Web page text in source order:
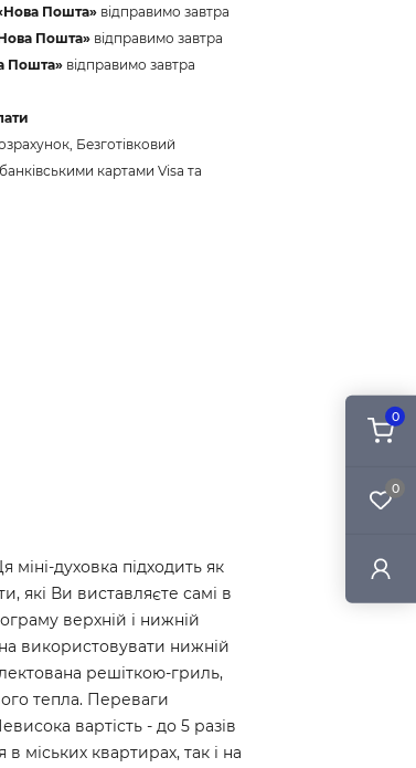
0
0
Пошта» відправимо завтра
Пошта» відправимо завтра
Пошта» відправимо завтра
Безготівковий
картами Visa та
духовка підходить як
які Ви виставляєте самі в
верхній і нижній
використовувати нижній
решіткою-гриль,
тепла. Переваги
вартість - до 5 разів
міських квартирах, так і на